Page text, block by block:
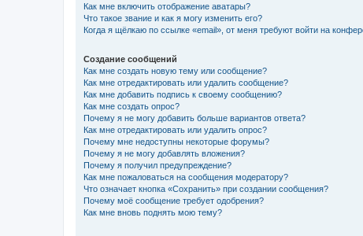
Как мне включить отображение аватары?
Что такое звание и как я могу изменить его?
Когда я щёлкаю по ссылке «email», от меня требуют войти на
Создание сообщений
Как мне создать новую тему или сообщение?
Как мне отредактировать или удалить сообщение?
Как мне добавить подпись к своему сообщению?
Как мне создать опрос?
Почему я не могу добавить больше вариантов ответа?
Как мне отредактировать или удалить опрос?
Почему мне недоступны некоторые форумы?
Почему я не могу добавлять вложения?
Почему я получил предупреждение?
Как мне пожаловаться на сообщения модератору?
Что означает кнопка «Сохранить» при создании сообщения?
Почему моё сообщение требует одобрения?
Как мне вновь поднять мою тему?